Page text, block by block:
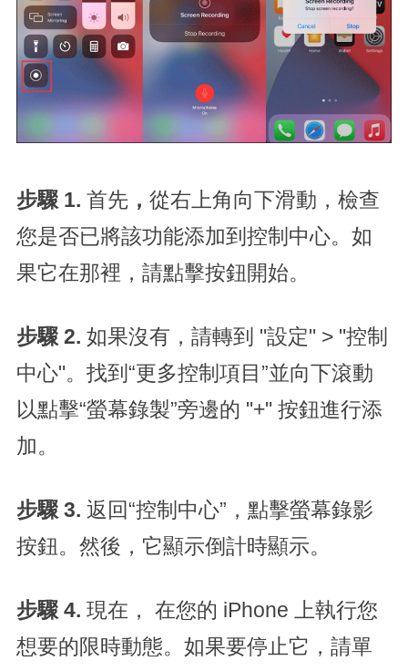
步驟 1. 首先， 從右上角向下滑動，檢查
您是否已將該功能添加到控制中心。如
果它在那裡，請點擊按鈕開始。
步驟 2. 如果沒有，請轉到 "設定" > "控制
中心"。找到“更多控制項目”並向下滾動
以點擊“螢幕錄製”旁邊的 "+" 按鈕進行添
加。
步驟 3. 返回“控制中心”，點擊螢幕錄影
按鈕。然後，它顯示倒計時顯示。
步驟 4. 現在，
在您的 iPhone 上執行您
想要的限時動態。如果要停止它，請單